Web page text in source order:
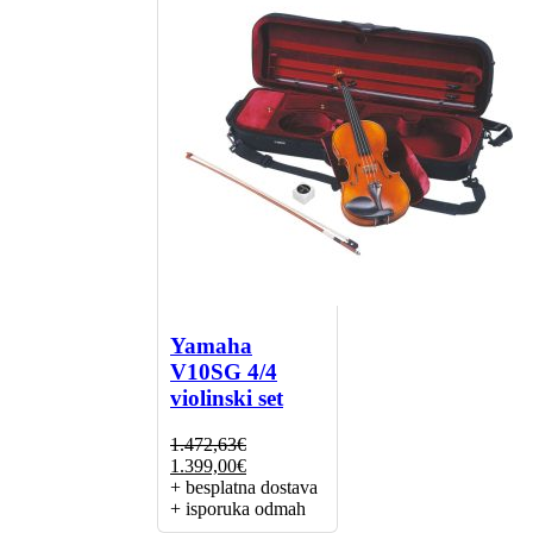
Yamaha
V10SG 4/4
violinski set
1.472,63€
Izvorna
cijena
bila
je:
1.399,00€Trenutna
cijena
je:
1.399,00€.
+ besplatna dostava
+ isporuka odmah